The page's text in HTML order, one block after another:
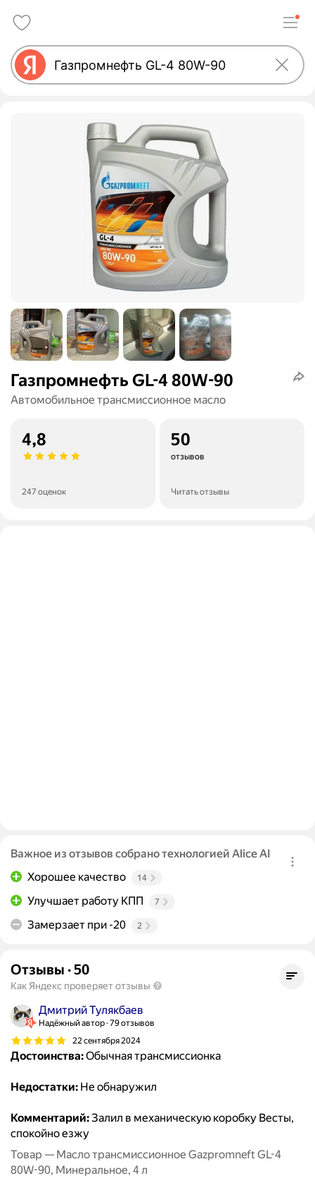
Газпромнефть GL-4 80W-90
Автомобильное трансмиссионное масло
4,8
247 оценок
50
отзывов
Читать отзывы
Важное из отзывов собрано технологией Alice AI
Хорошее качество
14
Улучшает работу КПП 7
Замерзает при -20 2
Отзывы ·50
Как Яндекс проверяет отзывы
Дмитрий Тулякбаев
Надёжный автор 79 отзывов
22 сентября 2024
Достоинства:Обычная трансмиссионка
Недостатки: Не обнаружил
Комментарий:Залил в механическую коробку Весты,
спокойно езжу
Товар — Масло трансмиссионное Gazpromneft GL-4
80W-90, Минеральное, 4 л